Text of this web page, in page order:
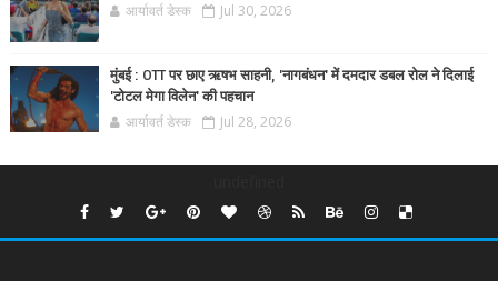
आर्यावर्त डेस्क Jul 30, 2026
मुंबई : OTT पर छाए ऋषभ साहनी, 'नागबंधन' में दमदार डबल रोल ने दिलाई
'टोटल मेगा विलेन' की पहचान
आर्यावर्त डेस्क Jul 28, 2026